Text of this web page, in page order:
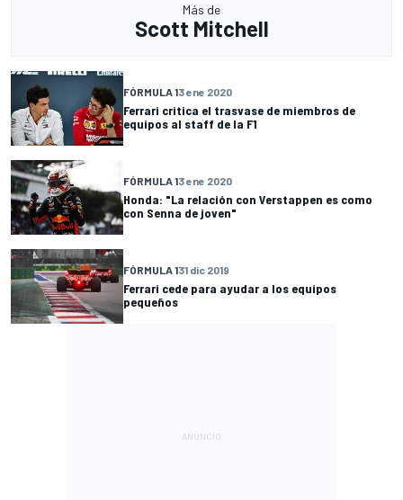
Más de
Scott Mitchell
FÓRMULA 13 ene 2020
Ferrari critica el trasvase de miembros de
equipos al staff de la F1
FÓRMULA 13 ene 2020
Honda: "La relación con Verstappen es como
con Senna de joven"
FÓRMULA 131 dic 2019
Ferrari cede para ayudar a los equipos
pequeños